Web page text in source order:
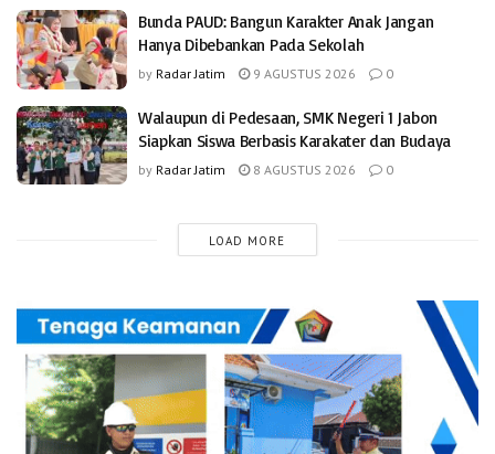
Bunda PAUD: Bangun Karakter Anak Jangan
Hanya Dibebankan Pada Sekolah
by Radar Jatim 9 AGUSTUS 2026 0
Walaupun di Pedesaan, SMK Negeri 1 Jabon
Siapkan Siswa Berbasis Karakater dan Budaya
by Radar Jatim 8 AGUSTUS 2026 0
LOAD MORE